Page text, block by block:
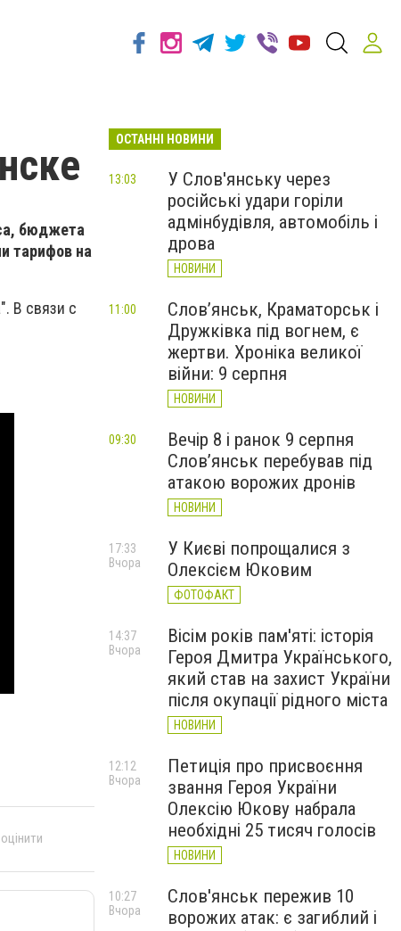
бюджета
тарифов на
В связи с
ОСТАННІ НОВИНИ
У Слов'янську через
російські удари горіли
адмінбудівля, автомобіль і
дрова
НОВИНИ
13:03
Слов’янськ, Краматорськ і
Дружківка під вогнем, є
жертви. Хроніка великої
війни: 9 серпня
НОВИНИ
11:00
Вечір 8 і ранок 9 серпня
Слов’янськ перебував під
атакою ворожих дронів
НОВИНИ
09:30
У Києві попрощалися з
Олексієм Юковим
ФОТОФАКТ
17:33
Вчора
Вісім років пам'яті: історія
Героя Дмитра Українського,
який став на захист України
після окупації рідного міста
НОВИНИ
14:37
Вчора
Петиція про присвоєння
звання Героя України
Олексію Юкову набрала
необхідні 25 тисяч голосів
НОВИНИ
12:12
Вчора
Слов'янськ пережив 10
ворожих атак: є загиблий і
10:27
Вчора